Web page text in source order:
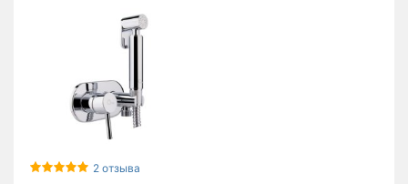
2 отзыва